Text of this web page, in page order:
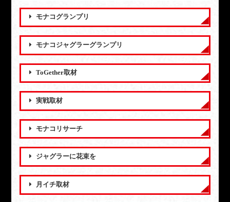
モナコグランプリ
モナコジャグラーグランプリ
ToGether取材
実戦取材
モナコリサーチ
ジャグラーに花束を
月イチ取材